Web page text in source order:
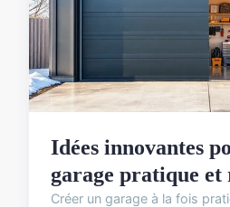
Idées innovantes
garage pratique et
Créer un garage à la fois